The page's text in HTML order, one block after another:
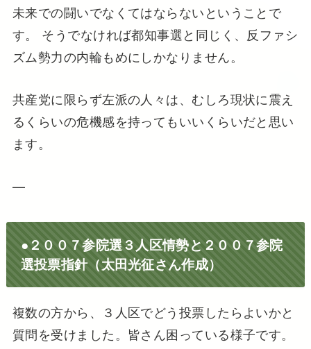
未来での闘いでなくてはならないということで
す。 そうでなければ都知事選と同じく、反ファシ
ズム勢力の内輪もめにしかなりません。
共産党に限らず左派の人々は、むしろ現状に震え
るくらいの危機感を持ってもいいくらいだと思い
ます。
—
●２００７参院選３人区情勢と２００７参院
選投票指針（太田光征さん作成）
複数の方から、３人区でどう投票したらよいかと
質問を受けました。皆さん困っている様子です。